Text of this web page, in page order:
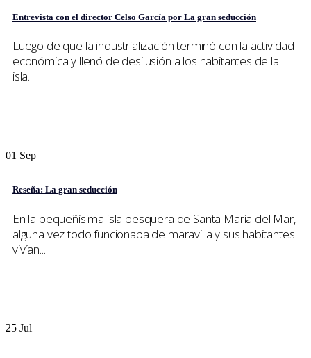
Entrevista con el director Celso García por La gran seducción
Luego de que la industrialización terminó con la actividad
económica y llenó de desilusión a los habitantes de la
isla...
01 Sep
Reseña: La gran seducción
En la pequeñísima isla pesquera de Santa María del Mar,
alguna vez todo funcionaba de maravilla y sus habitantes
vivían...
25 Jul